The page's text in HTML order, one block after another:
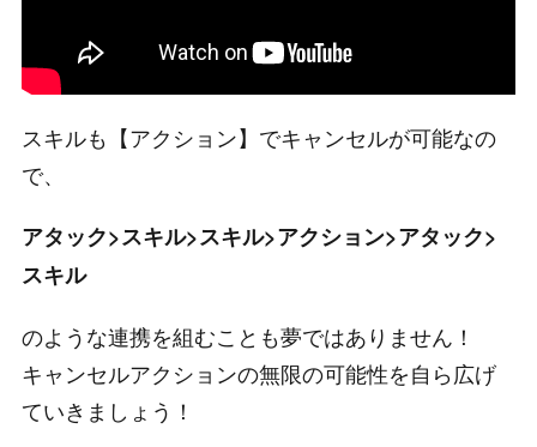
スキルも【アクション】でキャンセルが可能なの
で、
アタック>スキル>スキル>アクション>アタック>
スキル
のような連携を組むことも夢ではありません！
キャンセルアクションの無限の可能性を自ら広げ
ていきましょう！